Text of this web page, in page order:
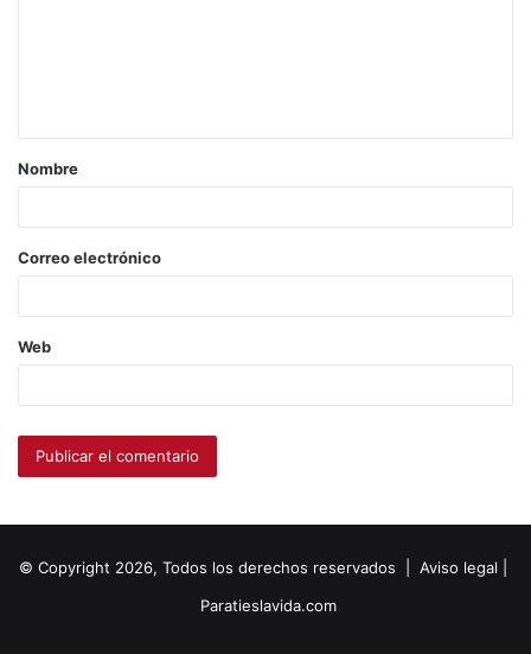
Nombre
Correo electrónico
Web
© Copyright 2026, Todos los derechos reservados | Aviso legal
Paratieslavida.com